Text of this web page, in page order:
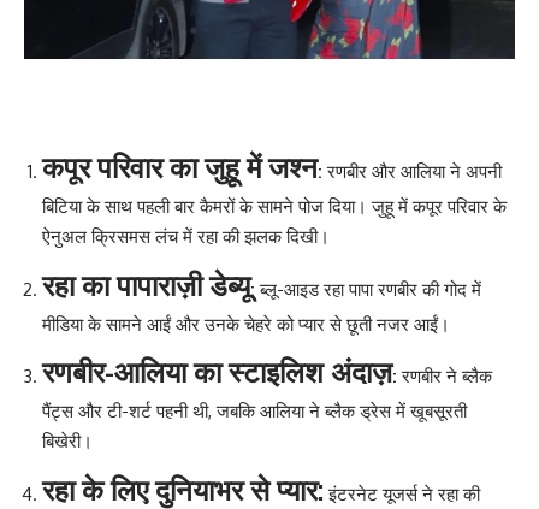
कपूर परिवार का जुहू में जश्न: रणबीर और आलिया ने अपनी
बिटिया के साथ पहली बार कैमरों के सामने पोज दिया। जुहू में कपूर परिवार के
ऐनुअल क्रिसमस लंच में रहा की झलक दिखी।
रहा का पापाराज़ी डेब्यू: ब्लू-आइड रहा पापा रणबीर की गोद में
मीडिया के सामने आईं और उनके चेहरे को प्यार से छूती नजर आईं।
रणबीर-आलिया का स्टाइलिश अंदाज़: रणबीर ने ब्लैक
पैंट्स और टी-शर्ट पहनी थी, जबकि आलिया ने ब्लैक ड्रेस में खूबसूरती
बिखेरी।
रहा के लिए दुनियाभर से प्यार: इंटरनेट यूजर्स ने रहा की